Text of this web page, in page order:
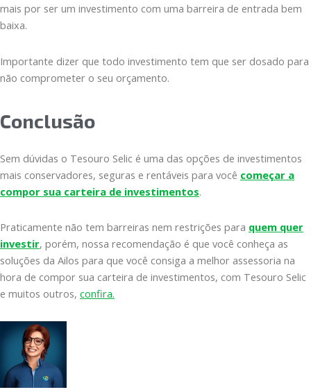
mais por ser um investimento com uma barreira de entrada bem
baixa.
Importante dizer que todo investimento tem que ser dosado para
não comprometer o seu orçamento.
Conclusão
Sem dúvidas o Tesouro Selic é uma das opções de investimentos
mais conservadores, seguras e rentáveis para você começar a
compor sua carteira de investimentos.
Praticamente não tem barreiras nem restrições para quem quer
investir, porém, nossa recomendação é que você conheça as
soluções da Ailos para que você consiga a melhor assessoria na
hora de compor sua carteira de investimentos, com Tesouro Selic
e muitos outros, confira.